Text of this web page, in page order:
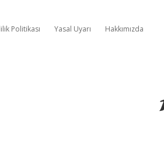
Politikası Yasal Uyarı Hakkımızda